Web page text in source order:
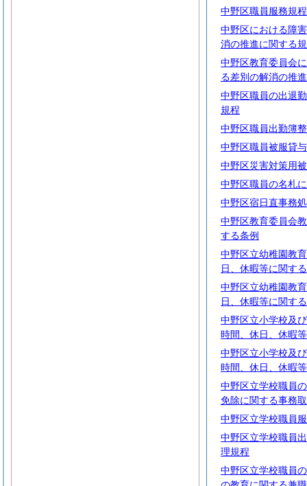
中野区職員服務規程
中野区における障
消の推進に関する
中野区教育委員会
る差別の解消の推
中野区職員の出退
規程
中野区職員出勤簿
中野区職員被服貸
中野区災害対策用
中野区職員の名札
中野区宿日直事務
中野区教育委員会
する条例
中野区立幼稚園教
日、休暇等に関す
中野区立幼稚園教
日、休暇等に関す
中野区立小学校及
時間、休日、休暇
中野区立小学校及
時間、休日、休暇
中野区立学校職員
免除に関する事務
中野区立学校職員
中野区立学校職員
理規程
中野区立学校職員